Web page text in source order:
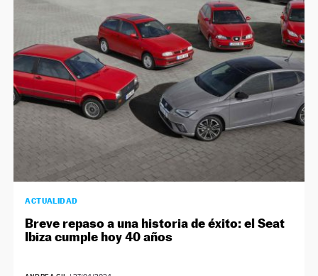
SÍGUENOS
ACTUALIDAD
Breve repaso a una historia de éxito: el Seat
Ibiza cumple hoy 40 años